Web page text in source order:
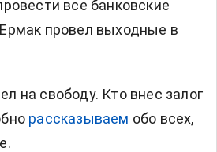
все банковские
провел выходные в
на свободу. Кто внес залог
рассказываем обо всех,